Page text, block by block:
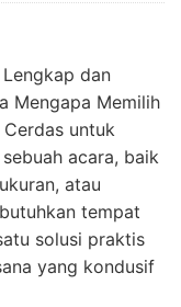
dan
Mengapa Memilih
Cerdas untuk
acara, baik
atau
tempat
solusi praktis
yang kondusif